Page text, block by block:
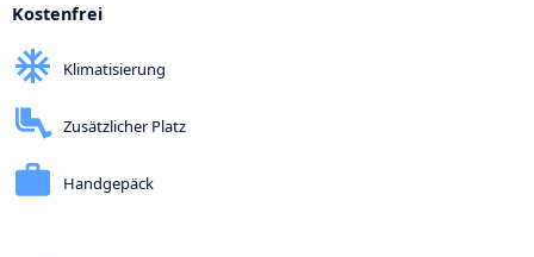
Kostenfrei
Klimatisierung
Zusätzlicher Platz
Handgepäck